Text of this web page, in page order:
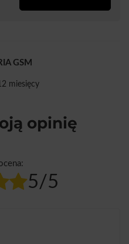
GSM
miesięcy
opinię
5/5